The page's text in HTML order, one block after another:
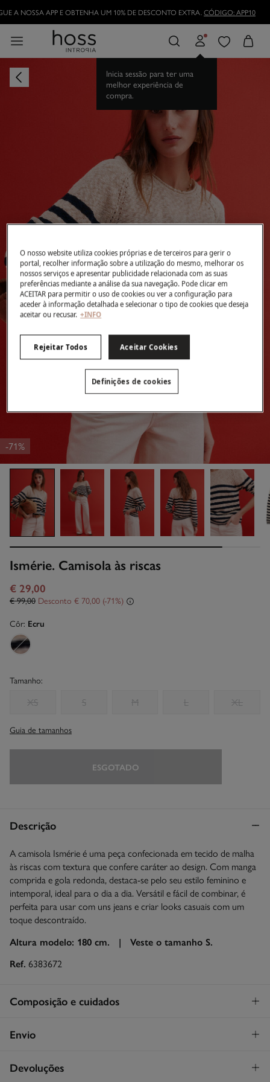
A NOSSA APP E OBTENHA UM 10% DE DESCONTO EXTRA.CÓDIGO: APP10
Inicia sessão para ter uma
melhor experiência de
compra.
-71%
Ismérie. Camisola às riscas
€ 29,00
€ 99,00 Desconto € 70,00 71
Côr: Ecru
Tamanho:
XS S M L XL
Guia de tamanhos
ESGOTADO
Descrição
A camisola Ismérie é uma peça confecionada em tecido de malha
às riscas com textura que confere caráter ao design. Com manga
comprida e gola redonda, destaca-se pelo seu estilo feminino e
intemporal, ideal para o dia a dia. Versátil e fácil de combinar, é
perfeita para usar com uns jeans e criar looks casuais com um
toque descontraído.
Altura modelo: 180 cm. | Veste o tamanho S.
Ref. 6383672
Composição e cuidados
Composição
Cuidados
Envio
STANDARD
Devoluções
O nosso website utiliza cookies próprias e de terceiros para gerir o
portal, recolher informação sobre a utilização do mesmo, melhorar os
nossos serviços e apresentar publicidade relacionada com as suas
preferências mediante a análise da sua navegação. Pode clicar em
ACEITAR para permitir o uso de cookies ou ver a configuração para
aceder à informação detalhada e selecionar o tipo de cookies que deseja
aceitar ou recusar. +INFO
Rejeitar Todos Aceitar Cookies
Definições de cookies